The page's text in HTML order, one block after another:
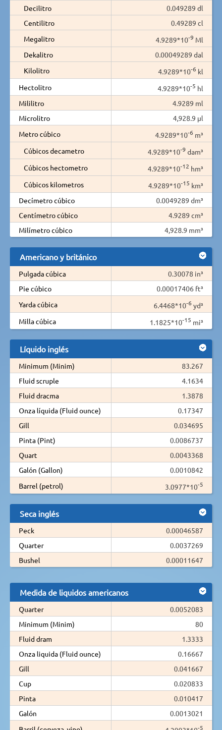
Decilitro
0.049289 dl
Centilitro
0.49289 cl
Megalitro
4.9289*10-9 Ml
Dekalitro
0.00049289 dal
Kilolitro
4.9289*10-6 kl
Hectolitro
4.9289*10-5 hl
Mililitro
4.9289 ml
Microlitro
4,928.9 µl
Metro cúbico
4.9289*10-6 m³
Cúbicos decametro
4.9289*10-9 dam³
Cúbicos hectometro
4.9289*10-12 hm³
Cúbicos kilometros
4.9289*10-15 km³
Decímetro cúbico
0.0049289 dm³
Centímetro cúbico
4.9289 cm³
Milímetro cúbico
4,928.9 mm³
Americano y británico
Pulgada cúbica
0.30078 in³
Pie cúbico
0.00017406 ft³
Yarda cúbica
6.4468*10-6 yd³
Milla cúbica
1.1825*10-15 mi³
Líquido inglés
Minimum (Minim)
83.267
Fluid scruple
4.1634
Fluid dracma
1.3878
Onza líquida (Fluid ounce)
0.17347
Gill
0.034695
Pinta (Pint)
0.0086737
Quart
0.0043368
Galón (Gallon)
0.0010842
Barrel (petrol)
3.0977*10-5
Seca inglés
Peck
0.00046587
Quarter
0.0037269
Bushel
0.00011647
Medida de liquidos americanos
Quarter
0.0052083
Minimum (Minim)
80
Fluid dram
1.3333
Onza liquida (Fluid ounce)
0.16667
Gill
0.041667
Cup
0.020833
Pinta
0.010417
Galón
0.0013021
-5